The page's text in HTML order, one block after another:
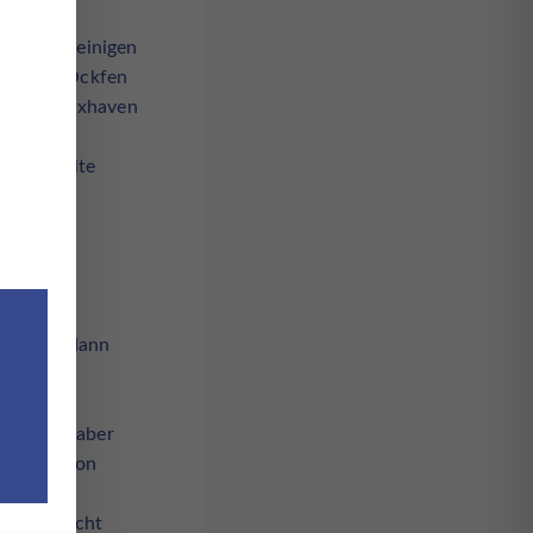
Von einigen
Ockfen
BBS Cuxhaven
es wollte
IHK-
dann
aber
Von
Gesucht